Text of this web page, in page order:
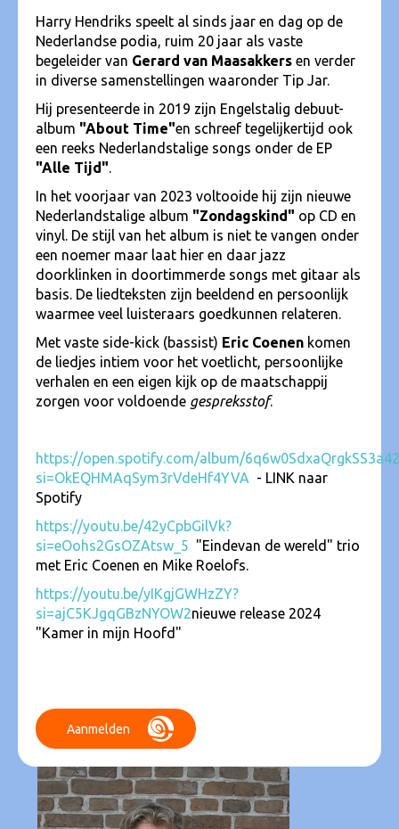
Harry Hendriks speelt al sinds jaar en dag op de
Nederlandse podia, ruim 20 jaar als vaste
begeleider van Gerard van Maasakkers en verder
in diverse samenstellingen waaronder Tip Jar.
Hij presenteerde in 2019 zijn Engelstalig debuut-
album "About Time"en schreef tegelijkertijd ook
een reeks Nederlandstalige songs onder de EP
"Alle Tijd".
In het voorjaar van 2023 voltooide hij zijn nieuwe
Nederlandstalige album "Zondagskind" op CD en
vinyl. De stijl van het album is niet te vangen onder
een noemer maar laat hier en daar jazz
doorklinken in doortimmerde songs met gitaar als
basis. De liedteksten zijn beeldend en persoonlijk
waarmee veel luisteraars goedkunnen relateren.
Met vaste side-kick (bassist) Eric Coenen komen
de liedjes intiem voor het voetlicht, persoonlijke
verhalen en een eigen kijk op de maatschappij
zorgen voor voldoende gespreksstof.
https://open.spotify.com/album/
si=OkEQHMAqSym3rVdeHf4YVA - LINK naar
Spotify
https://youtu.be/42yCpbGilVk?
si=eOohs2GsOZAtsw_5 "Eindevan de wereld" trio
met Eric Coenen en Mike Roelofs.
https://youtu.be/yIKgjGWHzZY?
si=ajC5KJgqGBzNYOW2nieuwe release 2024
"Kamer in mijn Hoofd"
Aanmelden